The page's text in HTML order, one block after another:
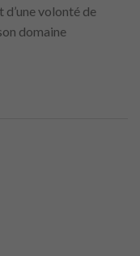
volonté de
domaine